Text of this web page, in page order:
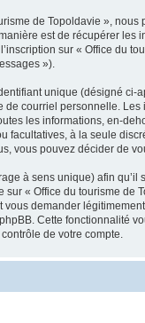
de Topoldavie »,
est de récupérer
sur « Office du
»).
unique (désigné ci-
de courriel personnelle.
les informations, en-
facultatives, à la seule
vous pouvez décider de
à sens unique) afin
sur « Office du tourisme
demander
Cette fonctionnalité
de votre compte.